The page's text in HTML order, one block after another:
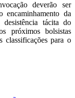
deverão ser
da
desistência tácita do
próximos bolsistas
classificações para o